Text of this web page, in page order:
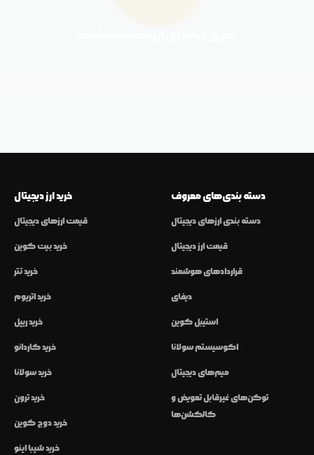
خرید ارز دیجیتال
قیمت ارزهای دیجیتال
خرید بیت کوین
خرید تتر
خرید اتریوم
خرید ریپل
خرید کاردانو
خرید سولانا
خرید ترون
خرید دوج کوین
خرید شیبا اینو
دسته بندی‌های معروف
دسته بندی ارزهای دیجیتال
قیمت ارز دیجیتال
قراردادهای هوشمند
دیفای
استیبل کوین
اکوسیستم سولانا
میم‌های دیجیتال
توکن‌های غیرقابل تعویض و
کالکشن‌ها